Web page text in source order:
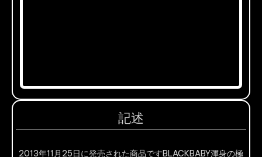
記述
2013年11月25日に発売された商品ですBLACKBABY渾身の極